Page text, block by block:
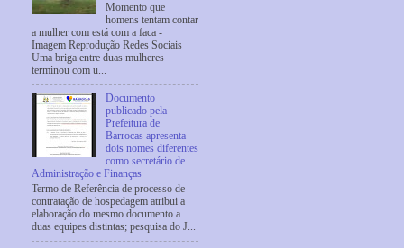
Momento que
homens tentam contar
a mulher com está com a faca -
Imagem Reprodução Redes Sociais
Uma briga entre duas mulheres
terminou com u...
Documento
publicado pela
Prefeitura de
Barrocas apresenta
dois nomes diferentes
como secretário de
Administração e Finanças
Termo de Referência de processo de
contratação de hospedagem atribui a
elaboração do mesmo documento a
duas equipes distintas; pesquisa do J...